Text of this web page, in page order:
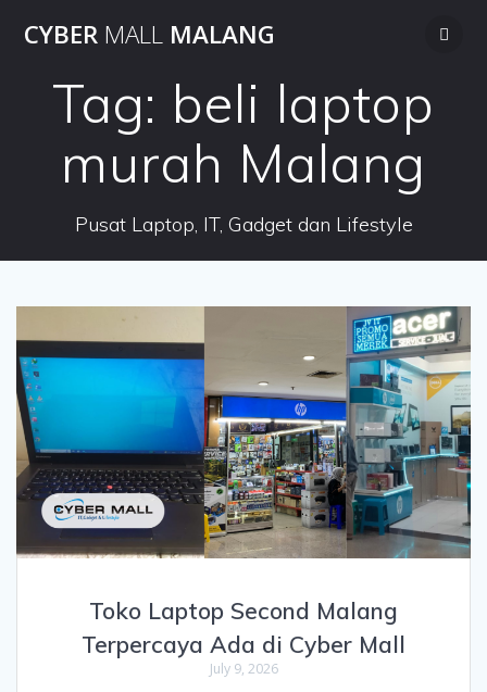
to
CYBER MALL MALANG
Tag: beli laptop
murah Malang
Pusat Laptop, IT, Gadget dan Lifestyle
Toko Laptop Second Malang
Terpercaya Ada di Cyber Mall
July 9, 2026